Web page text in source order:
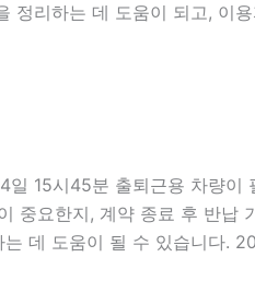
리하는 데 도움이 되고, 이
15시45분 출퇴근용 차량이
중요한지, 계약 종료 후 반납
데 도움이 될 수 있습니다.